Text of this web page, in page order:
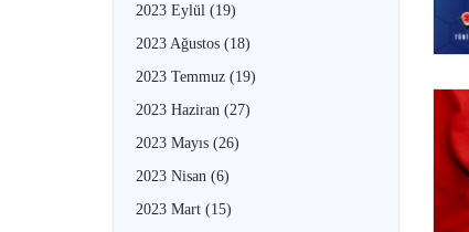
2023 Eylül (19)
2023 Ağustos (18)
2023 Temmuz (19)
2023 Haziran (27)
2023 Mayıs (26)
2023 Nisan (6)
2023 Mart (15)